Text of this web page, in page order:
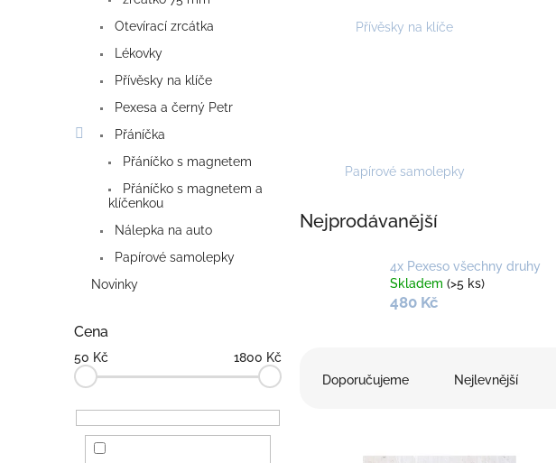
Otevírací zrcátka
Lékovky
Přívěsky na klíče
Pexesa a černý Petr
Přáníčka
Přáníčko s magnetem
Přáníčko s magnetem a
klíčenkou
Nálepka na auto
Papírové samolepky
Novinky
Cena
50 Kč 1800 Kč
Přívěsky na klíče
Papírové samolepky
Nejprodávanější
4x Pexeso všechny druhy
Skladem (>5 ks)
480 Kč
Doporučujeme Nejlevnější